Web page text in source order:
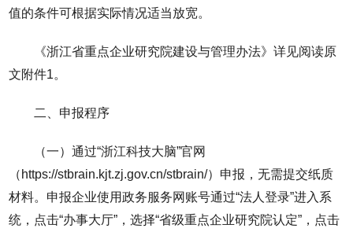
值的条件可根据实际情况适当放宽。
《浙江省重点企业研究院建设与管理办法》详见阅读原
文附件1。
二、申报程序
（一）通过“浙江科技大脑”官网
（https://stbrain.kjt.zj.gov.cn/stbrain/）申报，无需提交纸质
材料。申报企业使用政务服务网账号通过“法人登录”进入系
统，点击“办事大厅”，选择“省级重点企业研究院认定”，点击